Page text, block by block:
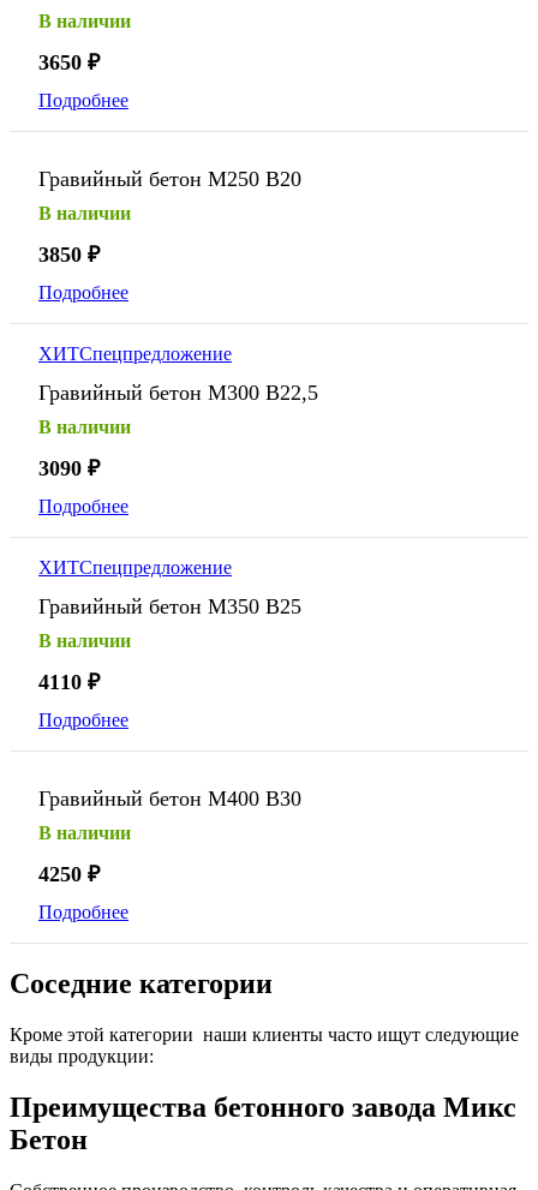
В наличии
3650 ₽
Подробнее
Гравийный бетон М250 В20
В наличии
3850 ₽
Подробнее
ХИТСпецпредложение
Гравийный бетон М300 В22,5
В наличии
3090 ₽
Подробнее
ХИТСпецпредложение
Гравийный бетон М350 В25
В наличии
4110 ₽
Подробнее
Гравийный бетон М400 В30
В наличии
4250 ₽
Подробнее
Соседние категории
Кроме этой категории наши клиенты часто ищут следующие
виды продукции:
Преимущества бетонного завода Микс
Бетон